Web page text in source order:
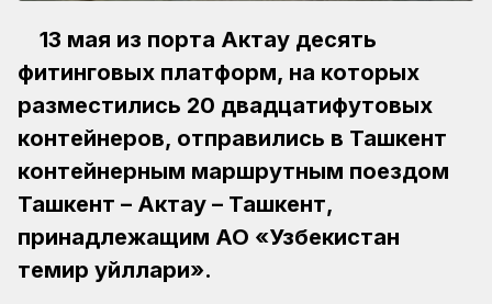
13 мая из порта Актау десять
фитинговых платформ, на которых
разместились 20 двадцатифутовых
контейнеров, отправились в Ташкент
контейнерным маршрутным поездом
Ташкент – Актау – Ташкент,
принадлежащим АО «Узбекистан
темир уйллари».